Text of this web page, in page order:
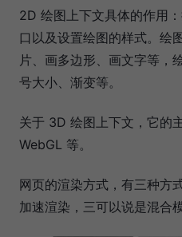
2D 绘图上下文具体的作用
口以及设置绘图的样式。绘
片、画多边形、画文字等，
号大小、渐变等。
关于 3D 绘图上下文，它的
WebGL 等。
网页的渲染方式，有三种方
加速渲染，三可以说是混合模